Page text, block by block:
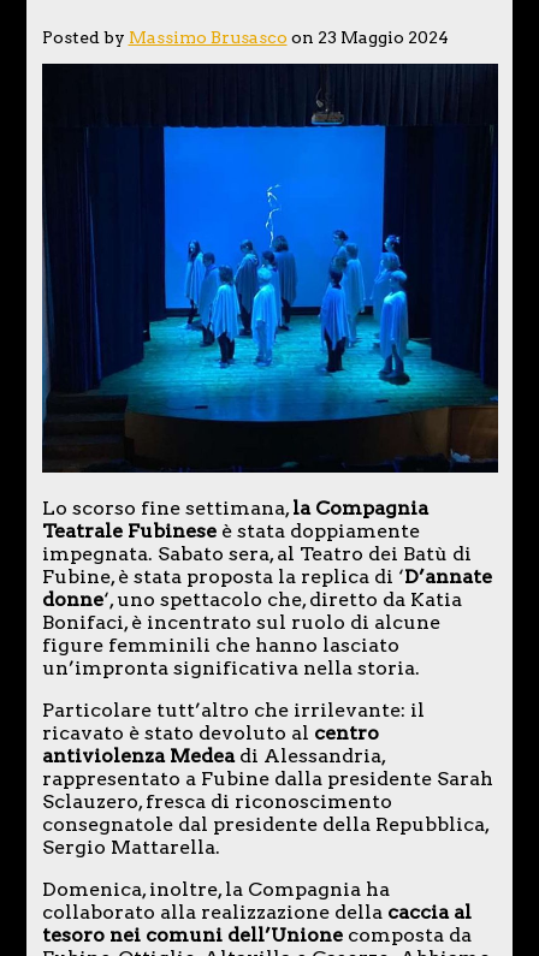
Posted by Massimo Brusasco on 23 Maggio 2024
Lo scorso fine settimana,la Compagnia
Teatrale Fubineseè stata doppiamente
impegnata. Sabato sera, al Teatro dei Batù di
Fubine, è stata proposta la replica di ‘D’annate
donne‘, uno spettacolo che, diretto da Katia
Bonifaci, è incentrato sul ruolo di alcune
figure femminili che hanno lasciato
un’impronta significativa nella storia.
Particolare tutt’altro che irrilevante: il
ricavato è stato devoluto al centro
antiviolenza Medeadi Alessandria,
rappresentato a Fubine dalla presidente Sarah
Sclauzero, fresca di riconoscimento
consegnatole dal presidente della Repubblica,
Sergio Mattarella.
Domenica, inoltre, la Compagnia ha
collaborato alla realizzazione dellacaccia al
tesoro nei comuni dell’Unione composta da